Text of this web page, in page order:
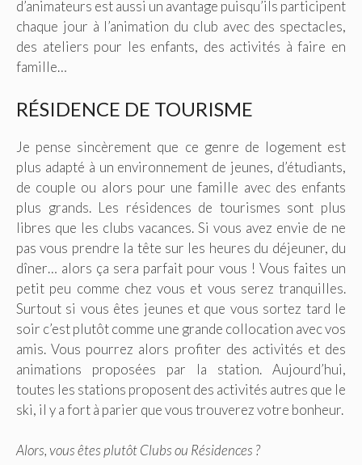
d’animateurs est aussi un avantage puisqu’ils participent
chaque jour à l’animation du club avec des spectacles,
des ateliers pour les enfants, des activités à faire en
famille…
RÉSIDENCE DE TOURISME
Je pense sincèrement que ce genre de logement est
plus adapté à un environnement de jeunes, d’étudiants,
de couple ou alors pour une famille avec des enfants
plus grands. Les résidences de tourismes sont plus
libres que les clubs vacances. Si vous avez envie de ne
pas vous prendre la tête sur les heures du déjeuner, du
dîner… alors ça sera parfait pour vous ! Vous faites un
petit peu comme chez vous et vous serez tranquilles.
Surtout si vous êtes jeunes et que vous sortez tard le
soir c’est plutôt comme une grande collocation avec vos
amis. Vous pourrez alors profiter des activités et des
animations proposées par la station. Aujourd’hui,
toutes les stations proposent des activités autres que le
ski, il y a fort à parier que vous trouverez votre bonheur.
Alors, vous êtes plutôt Clubs ou Résidences ?